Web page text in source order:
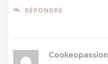
RÉPONDRE
Cookeopassion